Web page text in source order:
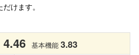
けます。